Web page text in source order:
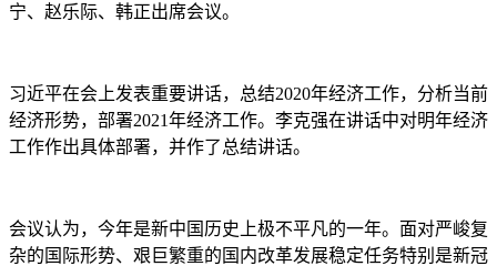
宁、赵乐际、韩正出席会议。
习近平在会上发表重要讲话，总结2020年经济工作，分析当前
经济形势，部署2021年经济工作。李克强在讲话中对明年经济
工作作出具体部署，并作了总结讲话。
会议认为，今年是新中国历史上极不平凡的一年。面对严峻复
杂的国际形势、艰巨繁重的国内改革发展稳定任务特别是新冠